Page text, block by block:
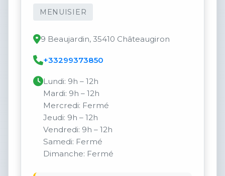
MENUISIER
9 Beaujardin, 35410 Châteaugiron
+33299373850
Lundi: 9h – 12h
Mardi: 9h – 12h
Mercredi: Fermé
Jeudi: 9h – 12h
Vendredi: 9h – 12h
Samedi: Fermé
Dimanche: Fermé